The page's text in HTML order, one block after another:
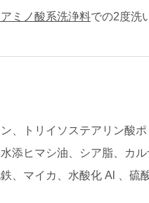
ミノ酸系洗浄料での2度洗
、トリイソステアリン酸
添ヒマシ油、シア脂、カ
、マイカ、水酸化 Al 、硫